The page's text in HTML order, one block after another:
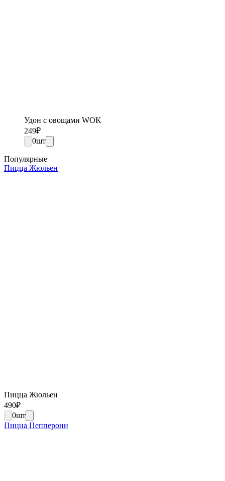
Удон с овощами WOK
249₽
0шт
Популярные
Пицца Жюльен
Пицца Жюльен
490₽
0шт
Пицца Пепперони